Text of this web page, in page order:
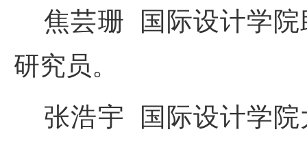
焦芸珊 国际设计学院
研究员。
张浩宇 国际设计学院